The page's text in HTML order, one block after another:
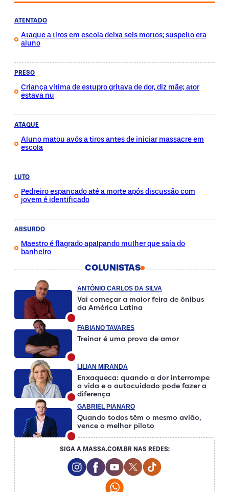
ATENTADO
Ataque a tiros em escola deixa seis mortos; suspeito era
aluno
PRESO
Criança vítima de estupro gritava de dor, diz mãe; ator
estava nu
ATAQUE
Aluno matou avós a tiros antes de iniciar massacre em
escola
LUTO
Pedreiro espancado até a morte após discussão com
jovem é identificado
ABSURDO
Maestro é flagrado apalpando mulher que saía do
banheiro
COLUNISTAS
ANTÔNIO CARLOS DA SILVA
Vai começar a maior feira de ônibus
da América Latina
FABIANO TAVARES
Treinar é uma prova de amor
LILIAN MIRANDA
Enxaqueca: quando a dor interrompe
a vida e o autocuidado pode fazer a
diferença
GABRIEL PIANARO
Quando todos têm o mesmo avião,
vence o melhor piloto
SIGA A MASSA.COM.BR NAS REDES:
Instagram Social Media
Facebook Social Media
Youtube Social Media
Twitter Social Media
Tiktok Social